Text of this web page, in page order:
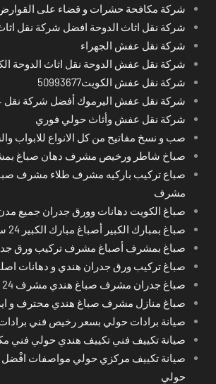
شركة مكافحة حشرات و قضاء على
شركة نقل اثاث الدوحة افضل شركة نقل
شركة نقل عفش الجهراء
شركة نقل عفش الدوحة نقل اثاث الدوحة
شركة نقل عفش الكويت50993677
شركة نقل عفش اليرموك أفضل شركة
شركة نقل عفش وأثاث حولي فوري
صب و نسخ مفاتيح من كل الانواع للابواب
صباخ شاطر ورخيص مشرف دهان صباغ
صباع تركيب باركيه مشرف طلاء مشرف
مشرف
صباغ الكويت دهانات وورق جدران جميع
صباغ بمبارك الكبير أصباغ مبارك الكبير 24 ساعة الكويت
صباغ بمشرف أصباغ مشرف تركيب ورق
صباغ تركيب ورق جدران هندي و دهانات
صباغ جدران مشرف صباغ هندي مشرف kuwait 24 ساعة
صباغ منازل مشرف صباغ هندي محترف و
صيانة برادات حولي بسعر رخيص فني
صيانة تكييف فني تكييف هندي حولي فني
صيانة تكييف مركزي حولي مواصفات افْضل
حولي